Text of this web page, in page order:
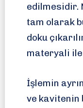
edilmesidir.
tam olarak
doku
materyali
İşlemin
ve kavitenin